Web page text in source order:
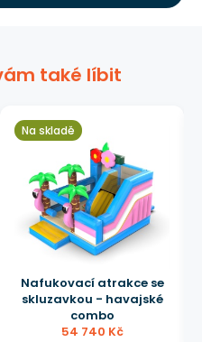
také líbit
Na skladě
Nafukovací atrakce se
skluzavkou - havajské
combo
54 740 Kč